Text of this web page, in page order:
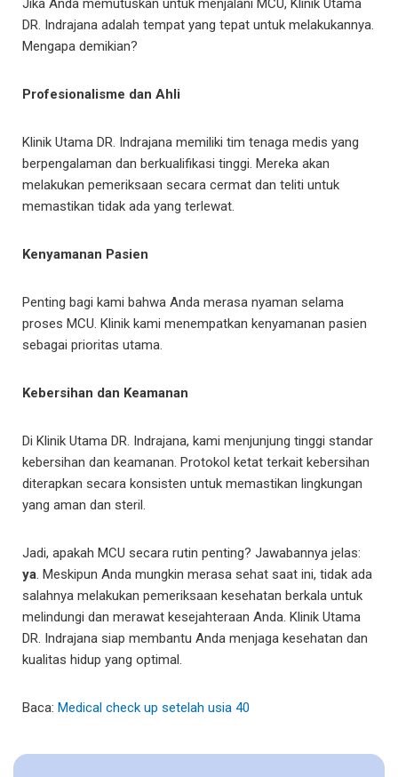
Jika Anda memutuskan untuk menjalani MCU, Klinik Utama
DR. Indrajana adalah tempat yang tepat untuk melakukannya.
Mengapa demikian?
Profesionalisme dan Ahli
Klinik Utama DR. Indrajana memiliki tim tenaga medis yang
berpengalaman dan berkualifikasi tinggi. Mereka akan
melakukan pemeriksaan secara cermat dan teliti untuk
memastikan tidak ada yang terlewat.
Kenyamanan Pasien
Penting bagi kami bahwa Anda merasa nyaman selama
proses MCU. Klinik kami menempatkan kenyamanan pasien
sebagai prioritas utama.
Kebersihan dan Keamanan
Di Klinik Utama DR. Indrajana, kami menjunjung tinggi standar
kebersihan dan keamanan. Protokol ketat terkait kebersihan
diterapkan secara konsisten untuk memastikan lingkungan
yang aman dan steril.
Jadi, apakah MCU secara rutin penting? Jawabannya jelas:
ya. Meskipun Anda mungkin merasa sehat saat ini, tidak ada
salahnya melakukan pemeriksaan kesehatan berkala untuk
melindungi dan merawat kesejahteraan Anda. Klinik Utama
DR. Indrajana siap membantu Anda menjaga kesehatan dan
kualitas hidup yang optimal.
Baca: Medical check up setelah usia 40